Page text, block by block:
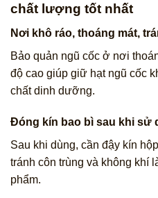
chất lượng tốt nhất
Nơi khô ráo, thoáng mát,
Bảo quản ngũ cốc ở nơi
độ cao giúp giữ hạt ngũ cốc
chất dinh dưỡng.
Đóng kín bao bì sau khi sử
Sau khi dùng, cần đậy kín
tránh côn trùng và không khí
phẩm.